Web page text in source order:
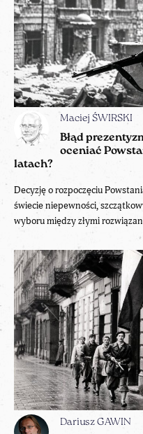
Maciej ŚWIRSKI
Błąd
oceniać
latach?
Decyzję o rozpoczęciu
świecie niepewności,
wyboru między złymi
Dariusz GAWIN